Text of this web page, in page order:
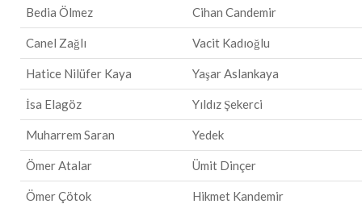
Bedia Ölmez Cihan Candemir
Canel Zağlı Vacit Kadıoğlu
Hatice Nilüfer Kaya Yaşar Aslankaya
İsa Elagöz Yıldız Şekerci
Muharrem Saran Yedek
Ömer Atalar Ümit Dinçer
Ömer Çötok Hikmet Kandemir